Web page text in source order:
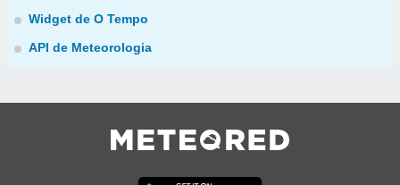
Widget de O Tempo
API de Meteorologia